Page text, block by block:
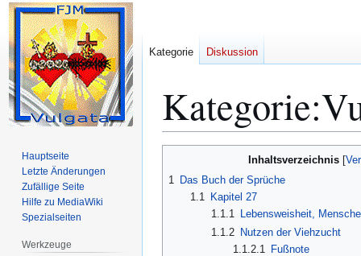
Kategorie:
Inhaltsverzeichnis
1 Das Buch der Sprüche
1.1
Kapitel 27
1.1.1 Lebensweisheit,
1.1.2 Nutzen der Viehzucht
1.1.2.1
Fußnote
Kategorie Diskussion
Hauptseite
Letzte Änderungen
Zufällige Seite
Hilfe zu MediaWiki
Spezialseiten
Werkzeuge